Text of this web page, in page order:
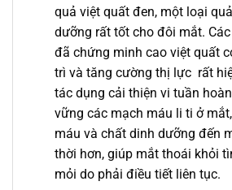
quả việt quất đen, một loại
dưỡng rất tốt cho đôi mắt.
đã chứng minh cao việt quất
trì và tăng cường thị lực rất
tác dụng cải thiện vi tuần
vững các mạch máu li ti ở
máu và chất dinh dưỡng đến
thời hơn, giúp mắt thoái khỏi
mỏi do phải điều tiết liên tục.